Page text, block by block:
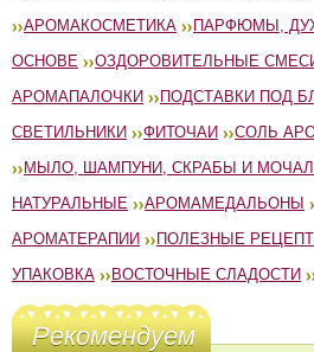
АРОМАКОСМЕТИКА
ПАРФЮМЫ,
ОСНОВЕ
ОЗДОРОВИТЕЛЬНЫЕ
АРОМАПАЛОЧКИ
ПОДСТАВКИ ПОД
СВЕТИЛЬНИКИ
ФИТОЧАИ
СОЛЬ
МЫЛО, ШАМПУНИ, СКРАБЫ И
НАТУРАЛЬНЫЕ
АРОМАМЕДАЛЬОНЫ
АРОМАТЕРАПИИ
ПОЛЕЗНЫЕ
УПАКОВКА
ВОСТОЧНЫЕ СЛАДОСТИ
Рекомендуем